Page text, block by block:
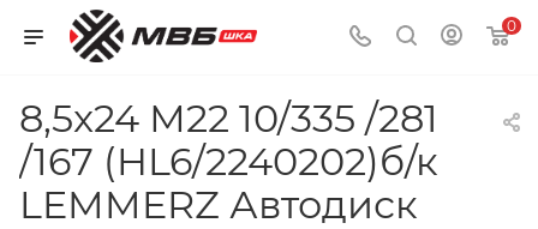
0
8,5x24 М22 10/335 /281
/167 (HL6/2240202)б/к
LEMMERZ Автодиск